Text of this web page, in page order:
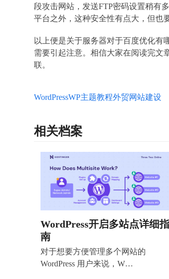
段攻击网站，发送FTP密码设置稍有
平台之外，这种安全性有点大，但也
以上便是关于服务器对于百度优化有
需要引起注意。相信大家在阅读完文
联。
WordPressWP主题教程外贸网站建设
相关档案
WordPress开启多站点详细指
南
对于想要方便管理多个网站的
WordPress 用户来说，W…